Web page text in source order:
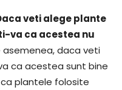
veti alege plante
va ca acestea nu
asemenea, daca veti
ca acestea sunt bine
plantele folosite